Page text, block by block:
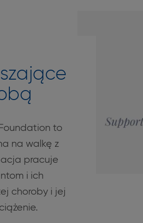
to
na walkę z
pracuje
i ich
choroby i jej